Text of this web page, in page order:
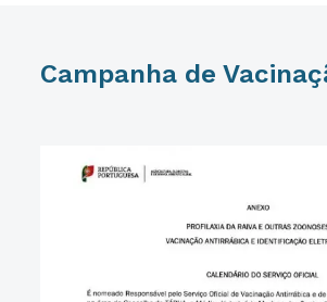
Campanha de